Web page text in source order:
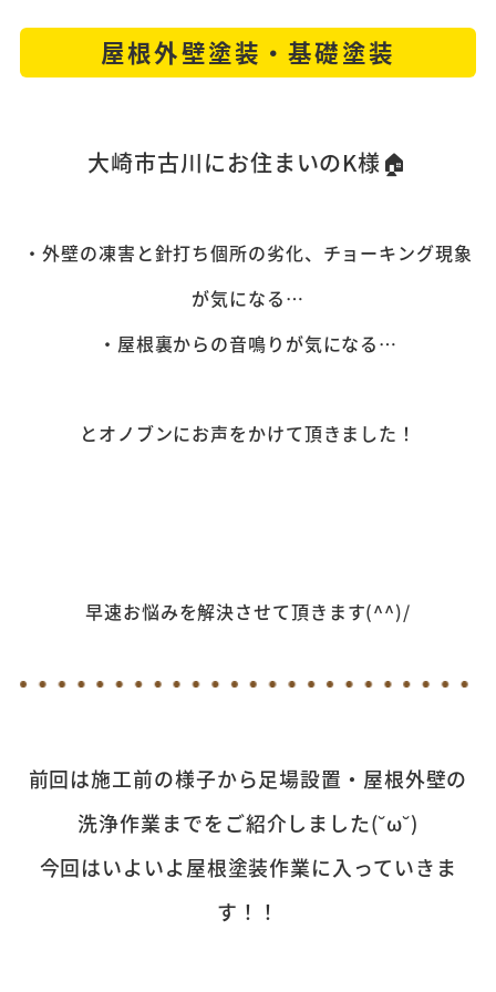
屋根外壁塗装・基礎塗装
大崎市古川にお住まいのK様 🏠
・外壁の凍害と針打ち個所の劣化、チョーキング現象
が気になる…
・屋根裏からの音鳴りが気になる…
とオノブンにお声をかけて頂きました！
早速お悩みを解決させて頂きます(^^)/
前回は施工前の様子から足場設置・屋根外壁の
洗浄作業までをご紹介しました(˘ω˘)
今回はいよいよ屋根塗装作業に入っていきま
す！！